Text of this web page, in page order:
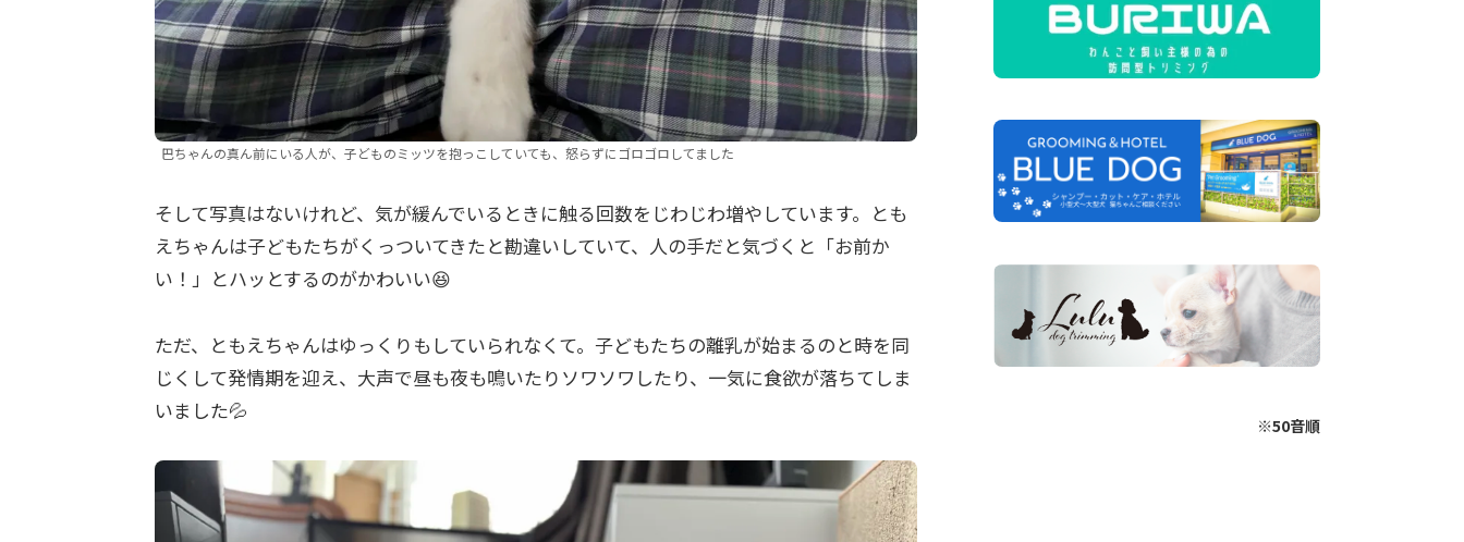
巴ちゃんの真ん前にいる人が、子どものミッツを抱っこしていても、怒らずにゴロゴロしてました
そして写真はないけれど、気が緩んでいるときに触る回数をじわじわ増やしています。とも
えちゃんは子どもたちがくっついてきたと勘違いしていて、人の手だと気づくと「お前か
い！」とハッとするのがかわいい😆
ただ、ともえちゃんはゆっくりもしていられなくて。子どもたちの離乳が始まるのと時を同
じくして発情期を迎え、大声で昼も夜も鳴いたりソワソワしたり、一気に食欲が落ちてしま
いました💦
※50音順